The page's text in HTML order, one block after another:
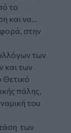
το
και να…
στην
των
και των
Θετικό
πάλης,
του
των